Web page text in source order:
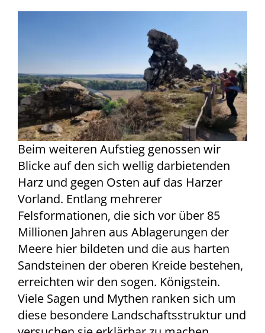
Beim weiteren Aufstieg genossen wir
Blicke auf den sich wellig darbietenden
Harz und gegen Osten auf das Harzer
Vorland. Entlang mehrerer
Felsformationen, die sich vor über 85
Millionen Jahren aus Ablagerungen der
Meere hier bildeten und die aus harten
Sandsteinen der oberen Kreide bestehen,
erreichten wir den sogen. Königstein.
Viele Sagen und Mythen ranken sich um
diese besondere Landschaftsstruktur und